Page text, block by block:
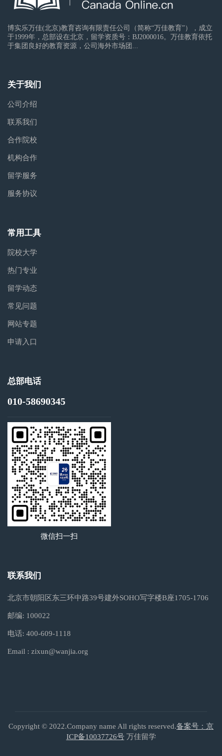
博实乐万佳(北京)教育咨询有限责任公司（简称“万佳教育”），成立
于1999年，总部设在北京，留学资质号：BJ2000016。万佳教育依托
于集团良好的教育资源，公司海外市场团...
关于我们
公司介绍
联系我们
合作院校
机构合作
留学服务
服务协议
常用工具
院校大学
热门专业
留学动态
常见问题
网站专题
申请入口
总部电话
010-58690345
微信扫一扫
联系我们
北京市朝阳区东三环中路39号建外SOHO写字楼B座1705-1706
邮编: 100022
电话: 400-609-1118
Email : zixun@wanjia.org
Copyright © 2022.Company name All rights reserved.备案号：京
ICP备10037726号万佳留学